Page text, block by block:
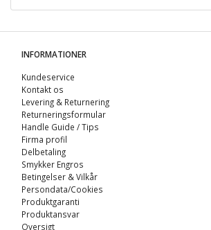
INFORMATIONER
Kundeservice
Kontakt os
Levering & Returnering
Returneringsformular
Handle Guide / Tips
Firma profil
Delbetaling
Smykker Engros
Betingelser & Vilkår
Persondata/Cookies
Produktgaranti
Produktansvar
Oversigt